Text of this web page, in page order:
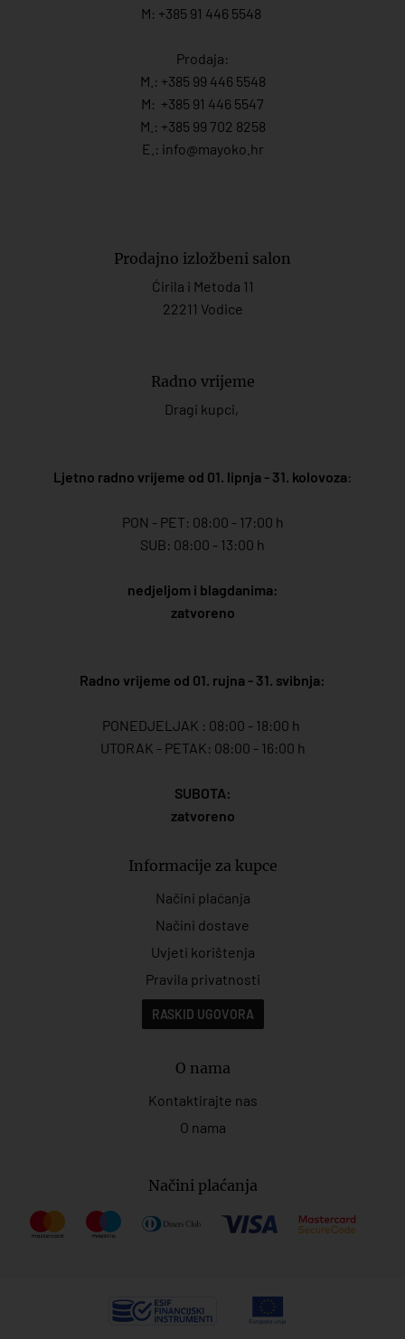
M: +385 91 446 5548
Prodaja:
M.: +385 99 446 5548
M: +385 91 446 5547
M.: +385 99 702 8258
E.: info@mayoko. hr
Prodajno izložbeni salon
Ćirila i Metoda 11
22211 Vodice
Radno vrijeme
Dragi kupci,
Ljetno radno vrijeme od 01. lipnja - 31. kolovoza:
PON - PET: 08:00 - 17:00 h
SUB: 08:00 - 13:00 h
nedjeljom i blagdanima:
zatvoreno
Radno vrijeme od 01. rujna - 31. svibnja:
PONEDJELJAK : 08:00 - 18:00 h
UTORAK - PETAK: 08:00 - 16:00 h
SUBOTA:
zatvoreno
Informacije za kupce
Načini plaćanja
Načini dostave
Uvjeti korištenja
Pravila privatnosti
RASKID UGOVORA
O nama
Kontaktirajte nas
O nama
Načini plaćanja